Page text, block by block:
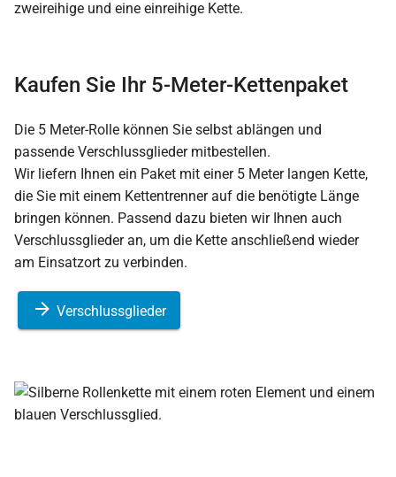
Kaufen Sie Ihr 5-Meter-Kettenpaket
Die 5 Meter-Rolle können Sie selbst ablängen und
passende Verschlussglieder mitbestellen.
Wir liefern Ihnen ein Paket mit einer 5 Meter langen Kette,
die Sie mit einem Kettentrenner auf die benötigte Länge
bringen können. Passend dazu bieten wir Ihnen auch
Verschlussglieder an, um die Kette anschließend wieder
am Einsatzort zu verbinden.
Verschlussglieder